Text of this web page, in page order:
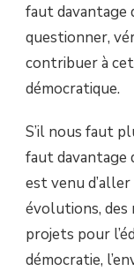
faut davantage
questionner,
contribuer à
démocratique.
S’il nous faut
faut davantage
est venu
évolutions, des
projets pour
démocratie,